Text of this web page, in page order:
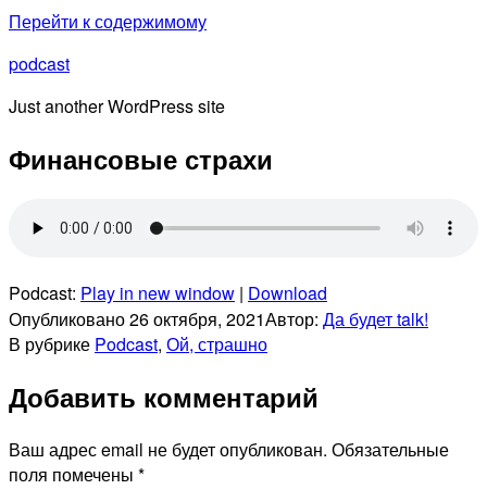
Перейти к содержимому
podcast
Just another WordPress site
Финансовые страхи
Podcast: Play in new window | Download
Опубликовано26 октября, 2021Автор: Да будет talk!
В рубрике Podcast, Ой, страшно
Добавить комментарий
Ваш адрес email не будет опубликован. Обязательные
поля помечены *